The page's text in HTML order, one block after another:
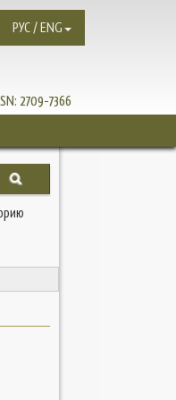
2709-7366
РУС / ENG